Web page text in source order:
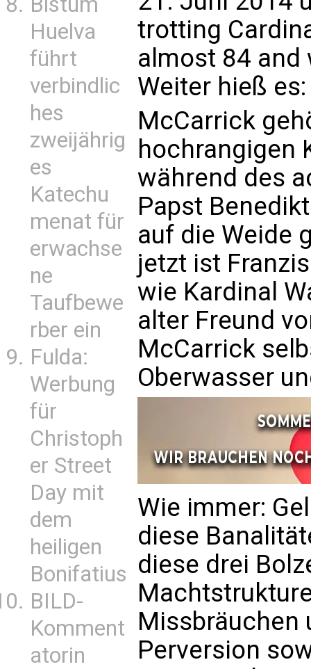
Huelva
führt
verbindlic
hes
zweijährig
es
Katechu
menat für
erwachse
ne
Taufbewe
rber ein
Fulda:
Werbung
für
Christoph
er Street
Day mit
dem
heiligen
Bonifatius
BILD-
Komment
atorin
trotting
almost 84 and
Weiter hieß es:
McCarrick
hochrangigen
während des
Papst
auf die Weide
jetzt ist
wie Kardinal
alter Freund
McCarrick
Oberwasser
Wie immer:
diese
diese drei
Missbräuchen
Perversion